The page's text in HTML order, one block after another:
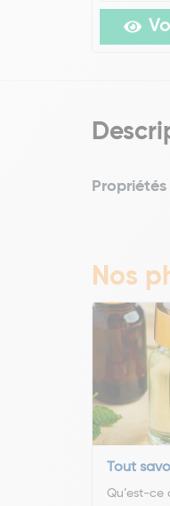
Propriétés
Nos
Tout
Qu’est-ce